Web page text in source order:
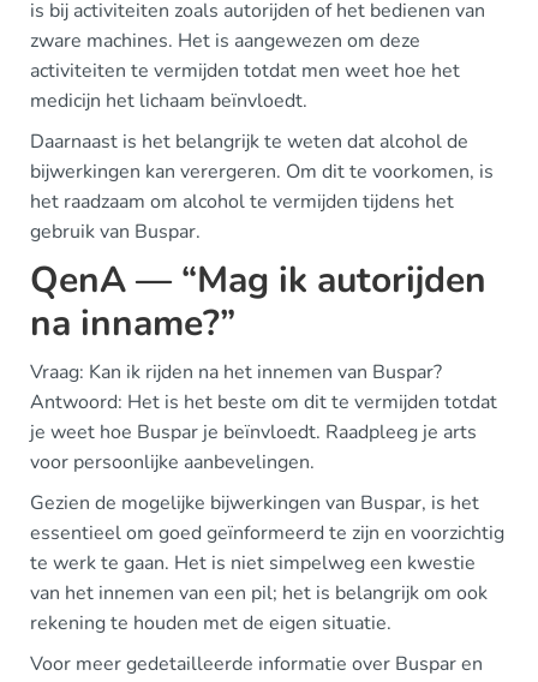
is bij activiteiten zoals autorijden of het bedienen van
zware machines. Het is aangewezen om deze
activiteiten te vermijden totdat men weet hoe het
medicijn het lichaam beïnvloedt.
Daarnaast is het belangrijk te weten dat alcohol de
bijwerkingen kan verergeren. Om dit te voorkomen, is
het raadzaam om alcohol te vermijden tijdens het
gebruik van Buspar.
QenA — “Mag ik autorijden
na inname?”
Vraag: Kan ik rijden na het innemen van Buspar?
Antwoord: Het is het beste om dit te vermijden totdat
je weet hoe Buspar je beïnvloedt. Raadpleeg je arts
voor persoonlijke aanbevelingen.
Gezien de mogelijke bijwerkingen van Buspar, is het
essentieel om goed geïnformeerd te zijn en voorzichtig
te werk te gaan. Het is niet simpelweg een kwestie
van het innemen van een pil; het is belangrijk om ook
rekening te houden met de eigen situatie.
Voor meer gedetailleerde informatie over Buspar en